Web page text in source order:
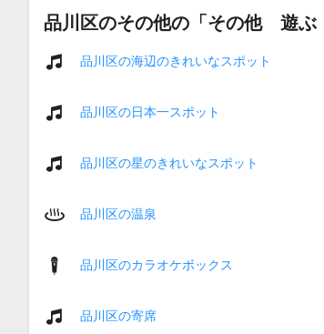
品川区のその他の「その他 遊ぶ
品川区の海辺のきれいなスポット
品川区の日本一スポット
品川区の星のきれいなスポット
品川区の温泉
品川区のカラオケボックス
品川区の寄席